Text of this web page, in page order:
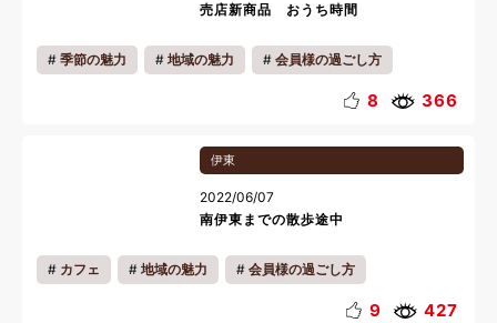
売店新商品 おうち時間
季節の魅力 地域の魅力 会員様の過ごし方
年末年始
8 366
伊東
2022/06/07
南伊東までの散歩途中
カフェ 地域の魅力 会員様の過ごし方
おいしい魅力
9 427